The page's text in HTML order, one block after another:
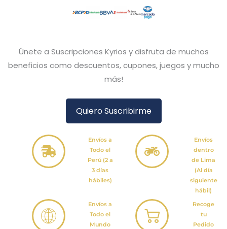
Únete a Suscripciones Kyrios y disfruta de muchos
beneficios como descuentos, cupones, juegos y mucho
más!
Quiero Suscribirme
Envíos a
Todo el
Perú (2 a
3 días
hábiles)
Envíos
dentro
de Lima
(Al día
siguiente
hábil)
Envíos a
Todo el
Mundo
Recoge
tu
Pedido